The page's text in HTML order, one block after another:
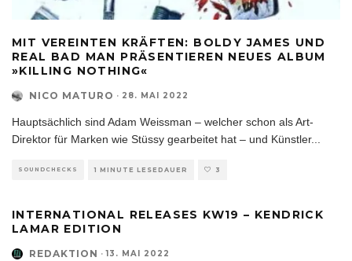
MIT VEREINTEN KRÄFTEN: BOLDY JAMES UND
REAL BAD MAN PRÄSENTIEREN NEUES ALBUM
»KILLING NOTHING«
NICO MATURO · 28. MAI 2022
Hauptsächlich sind Adam Weissman – welcher schon als Art-
Direktor für Marken wie Stüssy gearbeitet hat – und Künstler...
SOUNDCHECKS 1 MINUTE LESEDAUER 3
INTERNATIONAL RELEASES KW19 – KENDRICK
LAMAR EDITION
REDAKTION · 13. MAI 2022